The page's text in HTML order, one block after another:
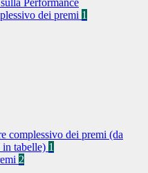
Performance
dei premi 1
complessivo dei premi (da
in tabelle) 1
2